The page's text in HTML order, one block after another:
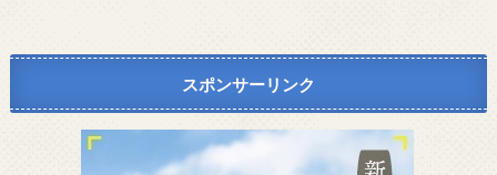
スポンサーリンク